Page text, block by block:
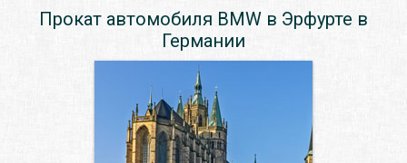
Прокат автомобиля BMW в Эрфурте в
Германии